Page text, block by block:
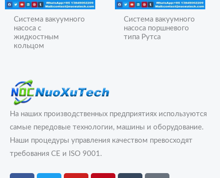
Система вакуумного
насоса с
жидкостным
кольцом
Система вакуумного
насоса поршневого
типа Рутса
На наших производственных предприятиях используются
самые передовые технологии, машины и оборудование.
Наши процедуры управления качеством превосходят
требования CE и ISO 9001.